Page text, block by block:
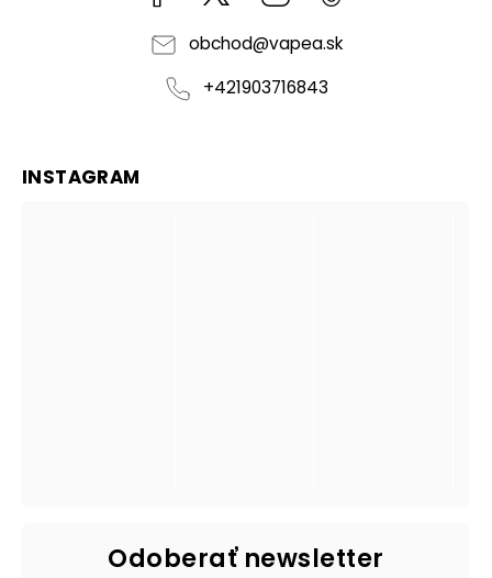
obchod@vapea.sk
+421903716843
INSTAGRAM
Odoberať newsletter